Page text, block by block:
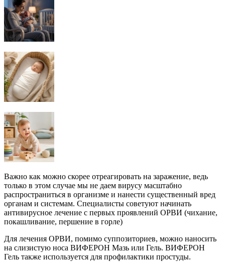
Важно как можно скорее отреагировать на заражение, ведь
только в этом случае мы не даем вирусу масштабно
распространиться в организме и нанести существенный вред
органам и системам. Специалисты советуют начинать
антивирусное лечение с первых проявлений ОРВИ (чихание,
покашливание, першение в горле)
Для лечения ОРВИ, помимо суппозиториев, можно наносить
на слизистую носа ВИФЕРОН Мазь или Гель. ВИФЕРОН
Гель также используется для профилактики простуды.